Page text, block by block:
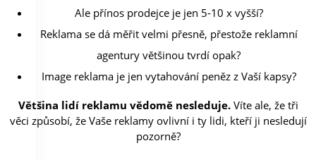
Ale přínos prodejce je jen 5-10 x vyšší?
Reklama se dá měřit velmi přesně, přestože reklamní
agentury většinou tvrdí opak?
Image reklama je jen vytahování peněz z Vaší kapsy?
Většina lidí reklamu vědomě nesleduje.Víte ale, že tři
věci způsobí, že Vaše reklamy ovlivní i ty lidi, kteří ji nesledují
pozorně?